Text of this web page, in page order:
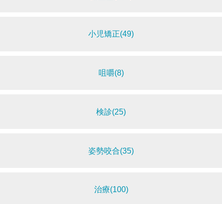
小児矯正(49)
咀嚼(8)
検診(25)
姿勢咬合(35)
治療(100)